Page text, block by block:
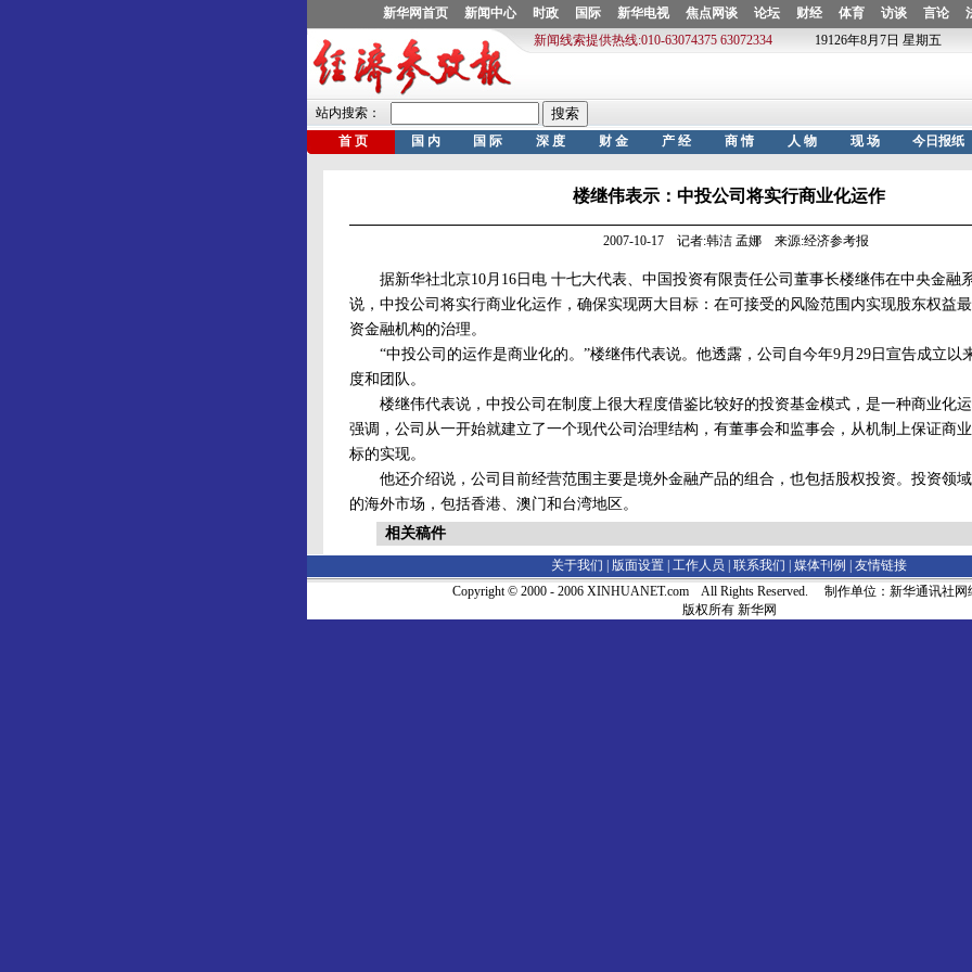
楼继伟表示：中投公司将实行商业化运作
2007-10-17 记者:韩洁 孟娜 来源:经济参考报
据新华社北京10月16日电 十七大代表、中国投资有限责任公司董事长楼继伟在中央金融
说，中投公司将实行商业化运作，确保实现两大目标：在可接受的风险范围内实现股东权益
资金融机构的治理。
“中投公司的运作是商业化的。”楼继伟代表说。他透露，公司自今年9月29日宣告成立以
度和团队。
楼继伟代表说，中投公司在制度上很大程度借鉴比较好的投资基金模式，是一种商业化
强调，公司从一开始就建立了一个现代公司治理结构，有董事会和监事会，从机制上保证商
标的实现。
他还介绍说，公司目前经营范围主要是境外金融产品的组合，也包括股权投资。投资领
的海外市场，包括香港、澳门和台湾地区。
相关稿件
关于我们 | 版面设置 工作人员 联系我们 媒体刊例
友情链接
Copyright © 2000 - 2006 XINHUANET.com All Rights Reserved. 制作单位：新华通讯社网
版权所有 新华网